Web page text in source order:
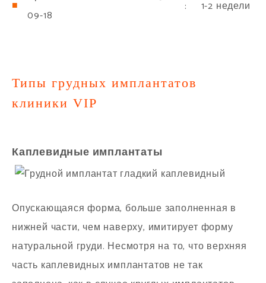
09-18
: 1-2 недели
Типы грудных имплантатов
клиники VIP
Каплевидные имплантаты
Опускающаяся форма, больше заполненная в
нижней части, чем наверху, имитирует форму
натуральной груди. Несмотря на то, что верхняя
часть каплевидных имплантатов не так